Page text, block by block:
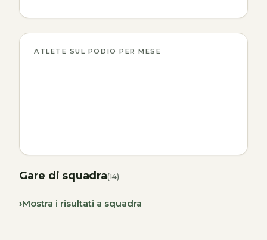
ATLETE SUL PODIO PER MESE
Gare di squadra(14)
Mostra i risultati a squadra